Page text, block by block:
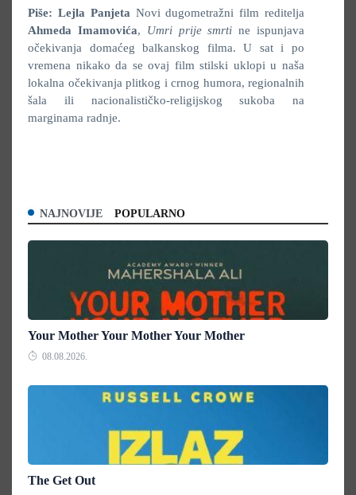
Piše: Lejla Panjeta Novi dugometražni film reditelja
Ahmeda Imamovića, Umri prije smrti ne ispunjava
očekivanja domaćeg balkanskog filma. U sat i po
vremena nikako da se ovaj film stilski uklopi u naša
lokalna očekivanja plitkog i crnog humora, regionalnih
šala ili nacionalističko-religijskog sukoba na
marginama radnje.
NAJNOVIJE POPULARNO
Your Mother Your Mother Your Mother
08.08.2026.
The Get Out